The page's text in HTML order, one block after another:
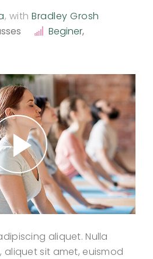
, with Bradley Grosh
Beginer,
aliquet. Nulla
aliquet sit amet, euismod